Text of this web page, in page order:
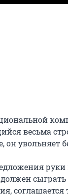
весьма
увольняет
руки